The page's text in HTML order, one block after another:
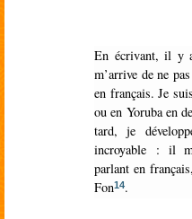
En écrivant, il y a souvent un blocage : il
m’arrive de ne
en français. Je
ou en Yoruba en
tard, je
incroyable : il
parlant en
Fon14.